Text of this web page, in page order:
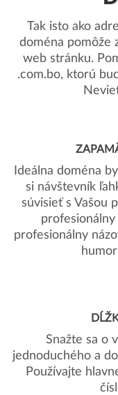
Tak isto ako
doména pomôže
web stránku.
.com.bo, ktorú
Ideálna doména
si návštevník
súvisieť s Vašou
profesionálny
Snažte sa o
jednoduchého a
Používajte